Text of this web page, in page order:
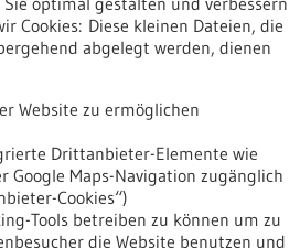
Cookies: Diese kleinen Dateien, die
abgelegt werden, dienen
Website zu ermöglichen
Drittanbieter-Elemente wie
Google Maps-Navigation zugänglich
Cookies“)
Tools betreiben zu können um zu
die Website benutzen und